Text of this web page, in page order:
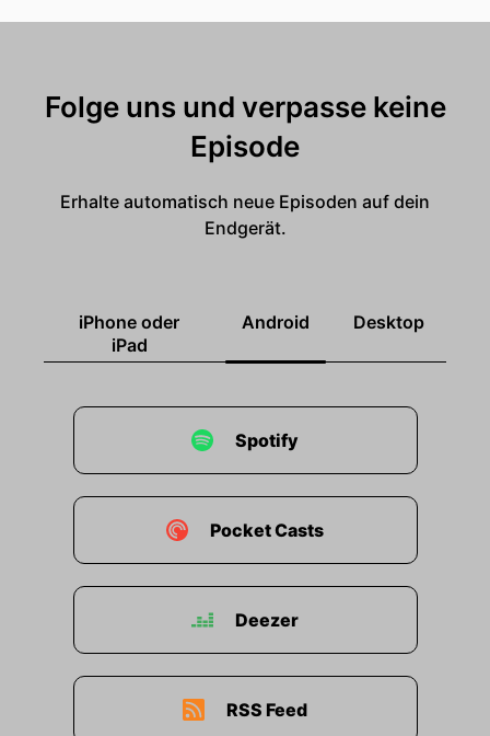
Folge uns und verpasse keine
Episode
Erhalte automatisch neue Episoden auf dein
Endgerät.
iPhone oder
iPad
Android Desktop
Spotify
Pocket Casts
Deezer
RSS Feed